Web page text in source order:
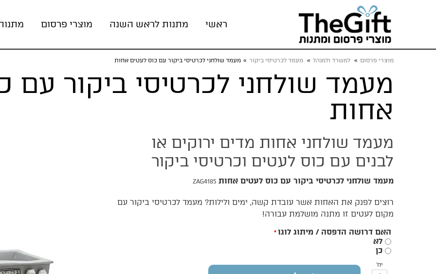
ראשי מתנות לראש השנה מוצרי פרסום
מוצרי פרסום » למשרד ולמנהל » מעמד לכרטיסי ביקור » מעמד שולחני לכרטיסי ביקור עם כוס לעטים אחות
מעמד שולחני לכרטיסי ביקור עם
אחות
מעמד שולחני אחות מדים ירוקים או
לבנים עם כוס לעטים וכרטיסי ביקור
מעמד שולחני לכרטיסי ביקור עם כוס לעטים אחות ZAG4185
רוצים לפנק את האחות אשר עובדת קשה, ימים ולילות? מעמד לכרטיסי ביקור עם
מקום לעטים זו מתנה מושלמת עבורה!
האם דרושה הדפסה / מיתוג לוגו *
לא
כן
יח'